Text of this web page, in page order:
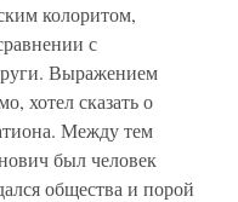
колоритом,
с
Выражением
хотел сказать о
Между тем
был человек
общества и порой